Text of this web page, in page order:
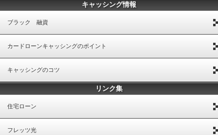
キャッシング情報
ブラック 融資
カードローンキャッシングのポイント
キャッシングのコツ
リンク集
住宅ローン
フレッツ光